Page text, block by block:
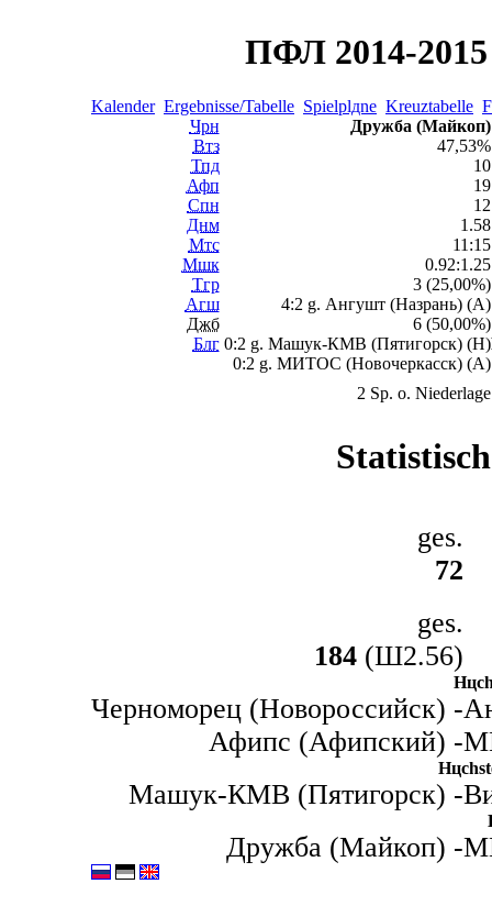
ПФЛ 2014-
Kalender Ergebnisse/Tabelle Spielplдne Kreuztabelle
Чрн
Втз
Тпд
Афп
Спн
Днм
Мтс
Мшк
Тгр
Агш
Джб
Блг
Дружба (Майкоп)
47,53%
10
19
12
1.58
11:15
0.92:1.25
3 (25,00%)
4:2 g. Ангушт (Назрань) (A)
6 (50,00%)
0:2 g. Машук-КМВ (Пятигорск) (H)
0:2 g. МИТОС (Новочеркасск) (A)
2 Sp. o. Niederlage
ges.
72
ges.
184 (Ш2.56)
Черноморец (Новороссийск) -
Афипс (Афипский) -
Машук-КМВ (Пятигорск) -
Дружба (Майкоп) -